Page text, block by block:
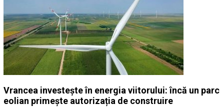
Vrancea investește în energia viitorului: încă un parc
eolian primește autorizația de construire